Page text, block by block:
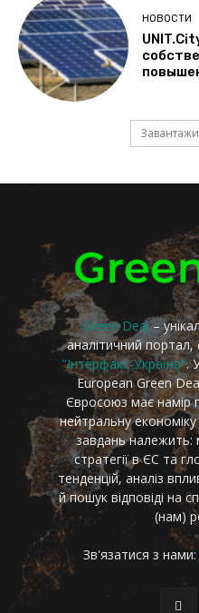
Green Deal–
аналітичний
"Інтерфакс-Україна".
European Green
Євросоюз має намір
нейтральну
завдань належить:
стратегії в ЄС та
тенденцій, аналіз
й пошук відповіді на
(нам)
Зв'язатися з нами: